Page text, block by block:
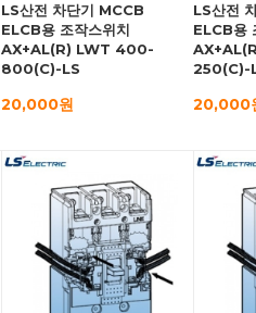
LS산전 차단기 MCCB
ELCB용 조작스위치
AX+AL(R) LWT 400-
800(C)-LS
20,000원
LS산전
ELCB용
250(C)-
20,000